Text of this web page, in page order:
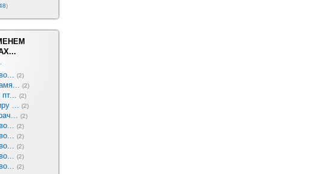
)
(2)
(2)
(2)
... (2)
(2)
(2)
(2)
(2)
(2)
(2)